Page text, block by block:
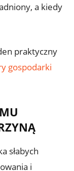
a kiedy
praktyczny
gospodarki
słabych
i